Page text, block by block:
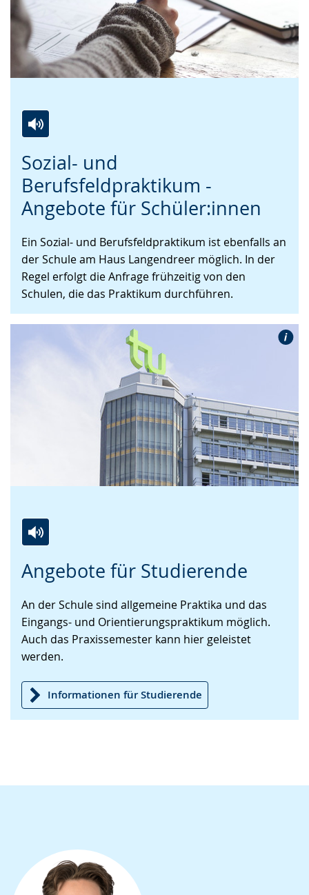
Sozial- und
Berufsfeldpraktikum -
Angebote für Schüler:innen
Leichten
Sprache
wechseln.
Audio-
Unterstützung.
Video
in
Deutscher
Gebärdensprache
angezeigt.
Ein Sozial- und Berufsfeldpraktikum ist ebenfalls an
der Schule am Haus Langendreer möglich. In der
Regel erfolgt die Anfrage frühzeitig von den
Schulen, die das Praktikum durchführen.
Angebote für Studierende
Leichten
wechseln.
Audio-
Video
Deutscher
Gebärdensprache
wird
angezeigt.
An der Schule sind allgemeine Praktika und das
Eingangs- und Orientierungspraktikum möglich.
Auch das Praxissemester kann hier geleistet
werden.
Informationen für Studierende